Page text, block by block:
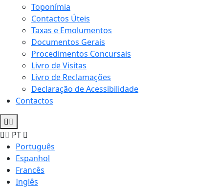
Toponímia
Contactos Úteis
Taxas e Emolumentos
Documentos Gerais
Procedimentos Concursais
Livro de Visitas
Livro de Reclamações
Declaração de Acessibilidade
Contactos
PT
Português
Espanhol
Francês
Inglês